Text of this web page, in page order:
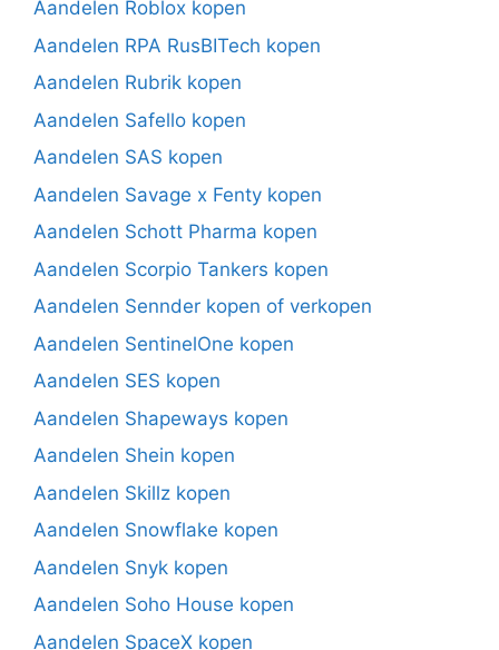
Aandelen Roblox kopen
Aandelen RPA RusBITech kopen
Aandelen Rubrik kopen
Aandelen Safello kopen
Aandelen SAS kopen
Aandelen Savage x Fenty kopen
Aandelen Schott Pharma kopen
Aandelen Scorpio Tankers kopen
Aandelen Sennder kopen of verkopen
Aandelen SentinelOne kopen
Aandelen SES kopen
Aandelen Shapeways kopen
Aandelen Shein kopen
Aandelen Skillz kopen
Aandelen Snowflake kopen
Aandelen Snyk kopen
Aandelen Soho House kopen
Aandelen SpaceX kopen